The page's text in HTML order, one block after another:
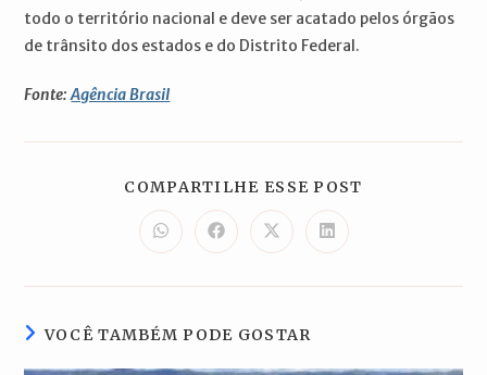
todo o território nacional e deve ser acatado pelos órgãos
de trânsito dos estados e do Distrito Federal.
Fonte:Agência Brasil
COMPARTILHE ESSE POST
Abre
em
nova
Abre
em
nova
Abre
em
nova
Abre
em
nova
VOCÊ TAMBÉM PODE GOSTAR